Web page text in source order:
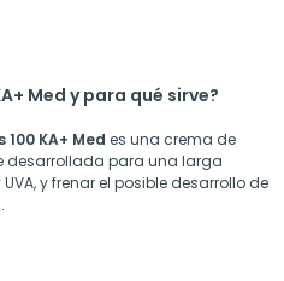
Med y para qué sirve?
KA+ Med es una crema de
desarrollada para una larga
y frenar el posible desarrollo de